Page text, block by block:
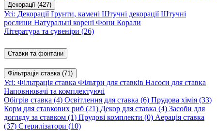
Декорації (427)
Усі: ДекораціїҐрунти, камені Штучні декораціїШтучні
рослини Натуральні корені Фони Корали
Література та сувеніри (26)
Ставки та фонтани
Фільтрація ставка (71)
Усі: Фільтрація ставка Фільтри для ставків Насоси для ставка
Наповнювачі та комплектуючі
Обігрів ставка (4) Освітлення для ставка (6) Прудова хімія (33)
Корм для ставкових риб (21) Декор для ставка (4) Засоби для
догляду за ставком (1) Прудові комплекти (0) Аерація ставка
(37) Стерилізатори (10)